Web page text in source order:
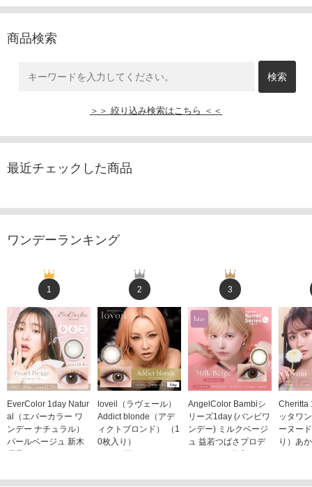
商品検索
＞＞ 絞り込み検索はこちら ＜＜
最近チェックした商品
ワンデーランキング
1
EverColor 1day Natur
al（エバーカラー ワ
ンデー ナチュラル）
パールベージュ 新木
2,598円(税込)
2
loveil（ラヴェール）
Addict blonde（アデ
ィクトブロンド） （1
0枚入り）
3
AngelColor Bambiシ
リーズ1day (バンビワ
ンデー) ミルクベージ
ュ 益若つばさプロデ
Cheritta
ッタワ
ーヌー
り）あ